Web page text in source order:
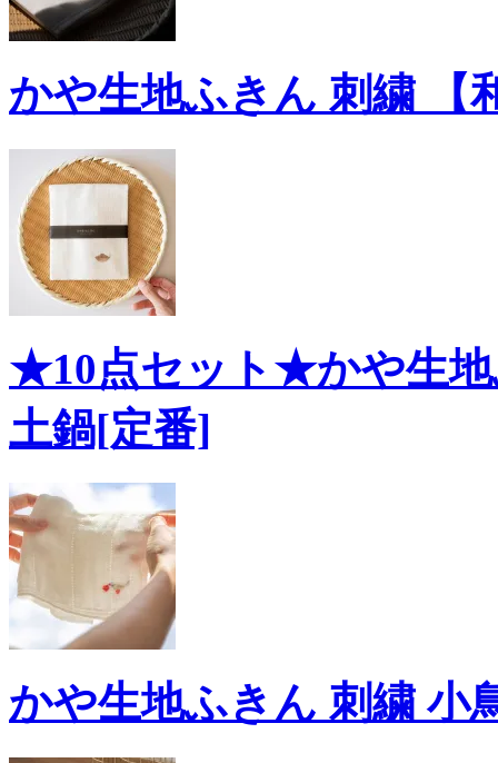
かや生地ふきん 刺繍 【
★10点セット★かや生地
土鍋[定番]
かや生地ふきん 刺繍 小